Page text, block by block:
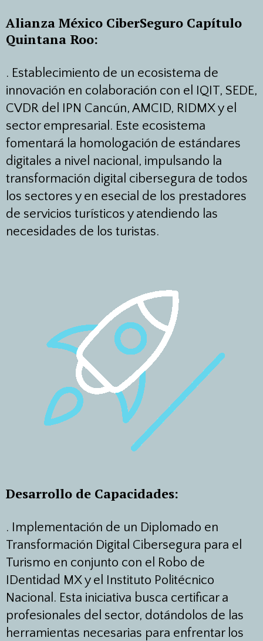
Alianza México CiberSeguro Capítulo
Quintana Roo:
. Establecimiento de un ecosistema de
innovación en colaboración con el IQIT, SEDE,
CVDR del IPN Cancún, AMCID, RIDMX y el
sector empresarial. Este ecosistema
fomentará la homologación de estándares
digitales a nivel nacional, impulsando la
transformación digital cibersegura de todos
los sectores y en esecial de los prestadores
de servicios turísticos y atendiendo las
necesidades de los turistas.
Desarrollo de Capacidades:
. Implementación de un Diplomado en
Transformación Digital Cibersegura para el
Turismo en conjunto con el Robo de
IDentidad MX y el Instituto Politécnico
Nacional. Esta iniciativa busca certificar a
profesionales del sector, dotándolos de las
herramientas necesarias para enfrentar los